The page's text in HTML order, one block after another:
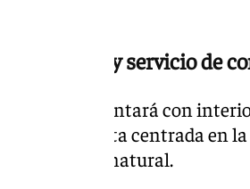
privado y servicio de
Marbella contará con
una propuesta centrada en
el entorno natural.